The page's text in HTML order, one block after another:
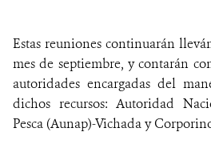
Estas reuniones continuarán
mes de septiembre, y contarán
autoridades encargadas del
dichos recursos: Autoridad
Pesca (Aunap)-Vichada y